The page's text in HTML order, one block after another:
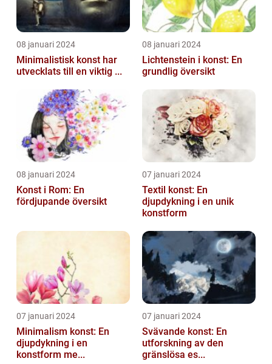
08 januari 2024
Minimalistisk konst har
utvecklats till en viktig ...
08 januari 2024
Lichtenstein i konst: En
grundlig översikt
08 januari 2024
Konst i Rom: En
fördjupande översikt
07 januari 2024
Textil konst: En
djupdykning i en unik
konstform
07 januari 2024
Minimalism konst: En
djupdykning i en
konstform me...
07 januari 2024
Svävande konst: En
utforskning av den
gränslösa es...